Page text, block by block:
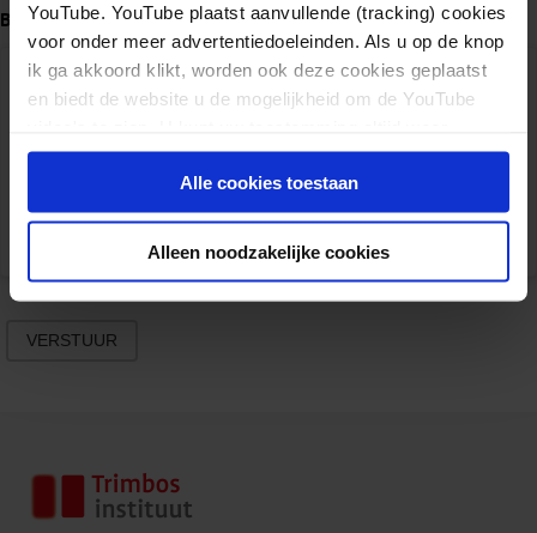
YouTube. YouTube plaatst aanvullende (tracking) cookies
voor onder meer advertentiedoeleinden. Als u op de knop
ik ga akkoord klikt, worden ook deze cookies geplaatst
en biedt de website u de mogelijkheid om de YouTube
intrekken.
Alle cookies toestaan
Alleen noodzakelijke cookies
Bericht *
VERSTUUR